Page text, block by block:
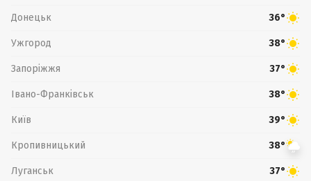
Донецьк 36°
Ужгород 38°
Запоріжжя 37°
Івано-Франківськ 38°
Київ 39°
Кропивницький 38°
Луганськ 37°